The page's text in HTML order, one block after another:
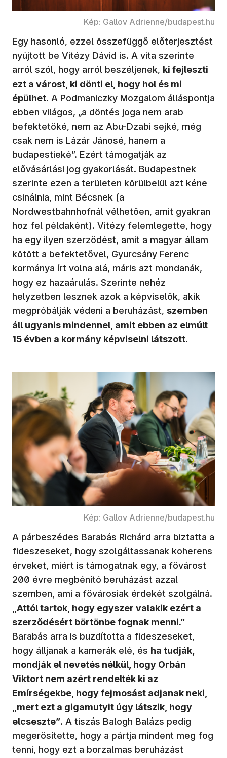
Kép: Gallov Adrienne/budapest.hu
Egy hasonló, ezzel összefüggő előterjesztést
nyújtott be Vitézy Dávid is. A vita szerinte
arról szól, hogy arról beszéljenek, ki fejleszti
ezt a várost, ki dönti el, hogy hol és mi
épülhet. A Podmaniczky Mozgalom álláspontja
ebben világos, „a döntés joga nem arab
befektetőké, nem az Abu-Dzabi sejké, még
csak nem is Lázár Jánosé, hanem a
budapestieké”. Ezért támogatják az
elővásárlási jog gyakorlását. Budapestnek
szerinte ezen a területen körülbelül azt kéne
csinálnia, mint Bécsnek (a
Nordwestbahnhofnál vélhetően, amit gyakran
hoz fel példaként). Vitézy felemlegette, hogy
ha egy ilyen szerződést, amit a magyar állam
kötött a befektetővel, Gyurcsány Ferenc
kormánya írt volna alá, máris azt mondanák,
hogy ez hazaárulás. Szerinte nehéz
helyzetben lesznek azok a képviselők, akik
megpróbálják védeni a beruházást, szemben
áll ugyanis mindennel, amit ebben az elmúlt
15 évben a kormány képviselni látszott.
Kép: Gallov Adrienne/budapest.hu
A párbeszédes Barabás Richárd arra biztatta a
fideszeseket, hogy szolgáltassanak koherens
érveket, miért is támogatnak egy, a fővárost
200 évre megbénító beruházást azzal
szemben, ami a fővárosiak érdekét szolgálná.
„Attól tartok, hogy egyszer valakik ezért a
szerződésért börtönbe fognak menni.”
Barabás arra is buzdította a fideszeseket,
hogy álljanak a kamerák elé, és ha tudják,
mondják el nevetés nélkül, hogy Orbán
Viktort nem azért rendelték ki az
Emírségekbe, hogy fejmosást adjanak neki,
„mert ezt a gigamutyit úgy látszik, hogy
elcseszte”. A tiszás Balogh Balázs pedig
megerősítette, hogy a pártja mindent meg fog
tenni, hogy ezt a borzalmas beruházást